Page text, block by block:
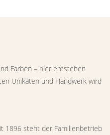
Farben – hier entstehen
Unikaten und Handwerk wird
1896 steht der Familienbetrieb